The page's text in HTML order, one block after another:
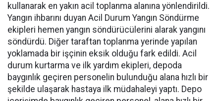
kullanarak en yakın acil toplanma alanına yönlendirildi.
Yangın ihbarını duyan Acil Durum Yangın Söndürme
ekipleri hemen yangın söndürücülerini alarak yangını
söndürdü. Diğer taraftan toplanma yerinde yapılan
yoklamada bir işçinin eksik olduğu fark edildi. Acil
durum kurtarma ve ilk yardım ekipleri, depoda
baygınlık geçiren personelin bulunduğu alana hızlı bir
şekilde ulaşarak hastaya ilk müdahaleyi yaptı. Depo